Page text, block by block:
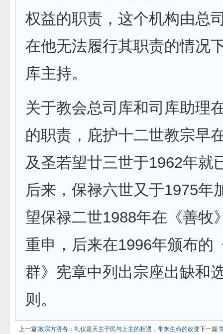
权益的职责，这个机构由总
在他无法履行其职责的情况
库主持。
关于教会总司库和司库助理
的职责，庇护十二世教宗早
及圣若望廿三世于1962年就
后来，保禄六世又于1975年
望保禄二世1988年在《善牧
重申，后来在1996年颁布的
群》宪章中列出宗座出缺和
则。
上一篇:教宗方济各：礼仪是天主子民与上主的相遇，带来生命的改变下一篇: